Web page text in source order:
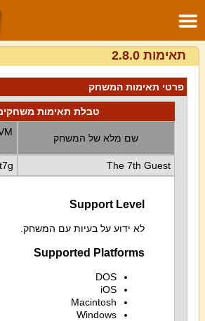
תאימות 2.8.0
פרטי תאימות המשחק
טבלת תאימות
שם מלא של המשחק
The 7th Guest
Support Level
לא ידוע על בעיות עם המשחק.
Supported Platforms
DOS
iOS
Macintosh
Windows